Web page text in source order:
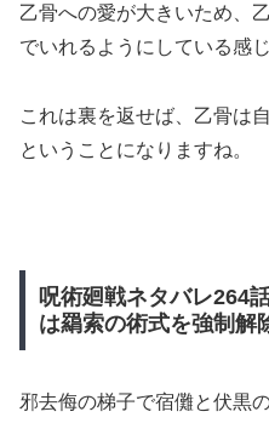
乙骨への愛が大きいため、
でいれるようにしている感
これは裏を返せば、乙骨は
ということになりますね。
呪術廻戦ネタバレ264
は羂索の術式を強制解
邪去侮の梯子で宿儺と伏黒